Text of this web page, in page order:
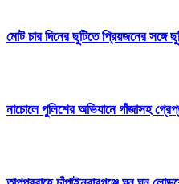
মোট চার দিনের ছুটিতে প্রিয়জনের
নাচোলে পুলিশের অভিযানে গাঁজাসহ